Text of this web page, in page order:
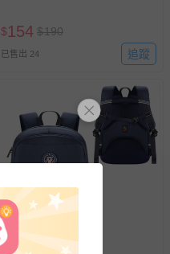
$154 $190
已售出 24 追蹤